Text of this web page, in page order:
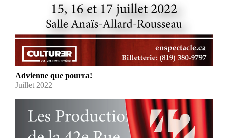
Advienne que pourra!
Juillet 2022